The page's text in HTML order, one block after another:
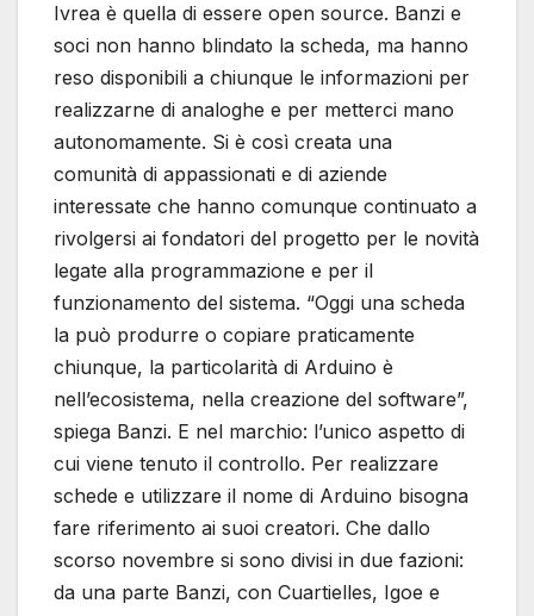
Ivrea è quella di essere open source. Banzi e
soci non hanno blindato la scheda, ma hanno
reso disponibili a chiunque le informazioni per
realizzarne di analoghe e per metterci mano
autonomamente. Si è così creata una
comunità di appassionati e di aziende
interessate che hanno comunque continuato a
rivolgersi ai fondatori del progetto per le novità
legate alla programmazione e per il
funzionamento del sistema. “Oggi una scheda
la può produrre o copiare praticamente
chiunque, la particolarità di Arduino è
nell’ecosistema, nella creazione del software”,
spiega Banzi. E nel marchio: l’unico aspetto di
cui viene tenuto il controllo. Per realizzare
schede e utilizzare il nome di Arduino bisogna
fare riferimento ai suoi creatori. Che dallo
scorso novembre si sono divisi in due fazioni:
da una parte Banzi, con Cuartielles, Igoe e